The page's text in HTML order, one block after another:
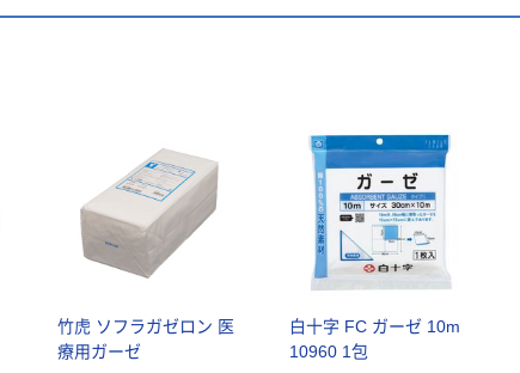
竹虎 ソフラガゼロン 医
療用ガーゼ
白十字 FC ガーゼ 10m
10960 1包